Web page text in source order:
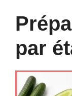
par